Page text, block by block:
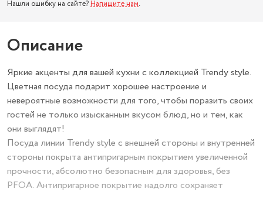
Нашли ошибку на сайте? Напишите нам.
Описание
Яркие акценты для вашей кухни с коллекцией Trendy style.
Цветная посуда подарит хорошее настроение и
невероятные возможности для того, чтобы поразить своих
гостей не только изысканным вкусом блюд, но и тем, как
они выглядят!
Посуда линии Trendy style с внешней стороны и внутренней
стороны покрыта антипригарным покрытием увеличенной
прочности, абсолютно безопасным для здоровья, без
PFOA. Антипригарное покрытие надолго сохраняет